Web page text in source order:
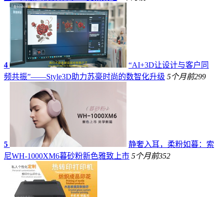
4
“AI+3D让设计与客户同
频共振”——Style3D助力苏豪时尚的数智化升级 5个月前299
5
静奢入耳，柔粉如暮：索
尼WH-1000XM6暮砂粉新色雅致上市 5个月前352